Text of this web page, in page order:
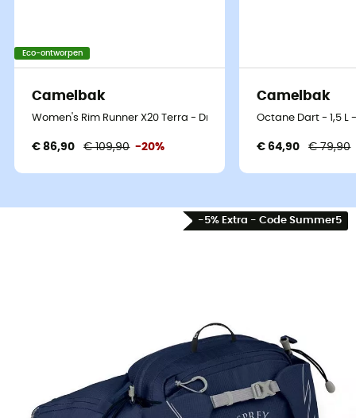
Eco-ontworpen
Camelbak
Women's Rim Runner X20 Terra - Drink rugzak
€ 86,90 € 109,90 -20%
Camelbak
Octane Dart - 1,5
€ 64,90 € 79,90
-5% Extra - Code Summer5